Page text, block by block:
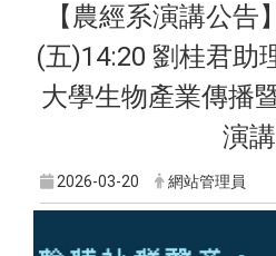
【農經系演講公告
(五)14:20 劉桂君助
大學生物產業傳播
演講
2026-03-20 網站管理員